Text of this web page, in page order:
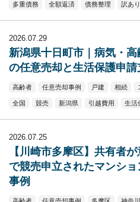
多重債務 全額返済 債務整理 訳あ
2026.07.29
新潟県十日町市｜病気・
の任意売却と生活保護申請
高齢者 任意売却事例 戸建 相続
全国 競売 新潟県 引越費用 生活
2026.07.25
【川崎市多摩区】共有者
で競売申立されたマンシ
事例